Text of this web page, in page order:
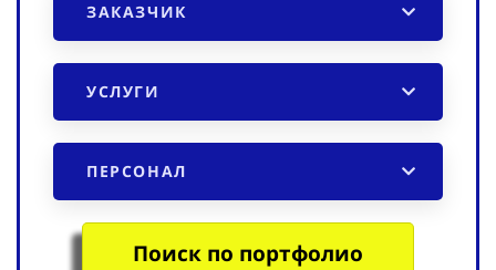
ЗАКАЗЧИК
УСЛУГИ
ПЕРСОНАЛ
Поиск по портфолио